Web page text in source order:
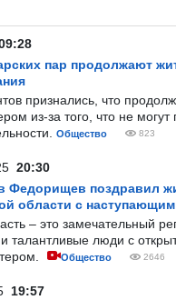
пар продолжают
признались, что
из-за того, что не могут
Общество 823
20:30
Федорищев поздравил
области с
– это замечательный
талантливые люди с
Общество 2646
19:57